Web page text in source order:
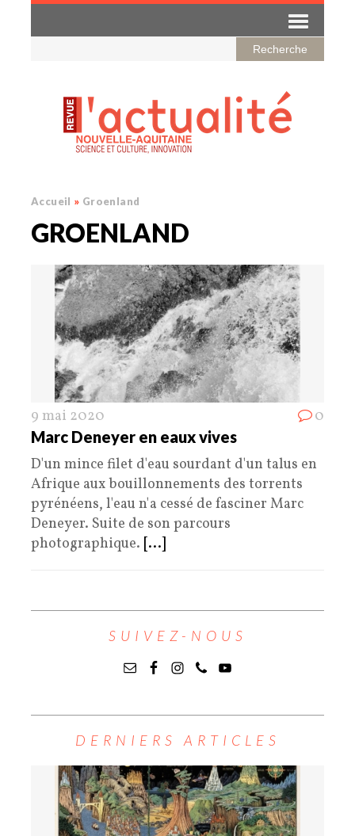
Accueil » Groenland
GROENLAND
9 mai 2020 0
Marc Deneyer en eaux vives
D'un mince filet d'eau sourdant d'un talus en
Afrique aux bouillonnements des torrents
pyrénéens, l'eau n'a cessé de fasciner Marc
Deneyer. Suite de son parcours
photographique. [...]
SUIVEZ-NOUS
DERNIERS ARTICLES